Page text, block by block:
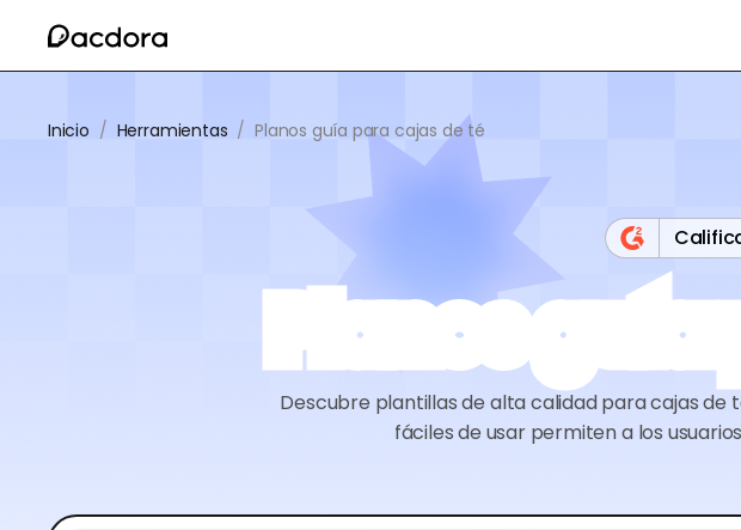
Inicio / Herramientas / Planos guía para cajas de té
Planos guía
Descubre plantillas de alta calidad para cajas de
fáciles de usar permiten a los